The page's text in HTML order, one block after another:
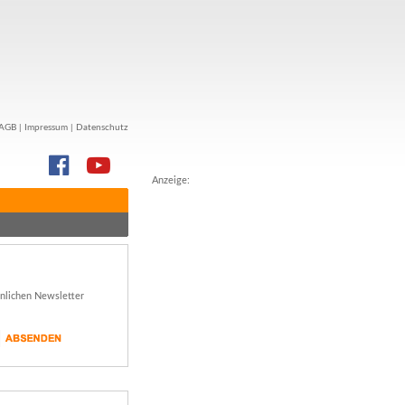
Anzeige:
Impressum Datenschutz
Newsletter